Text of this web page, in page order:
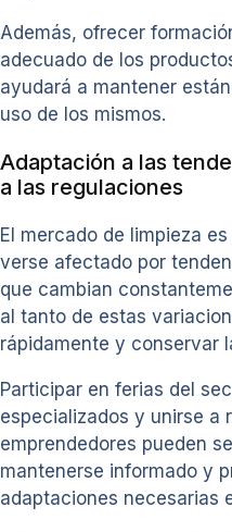
Además, ofrecer
adecuado de los
ayudará a mantener
uso de los mismos.
Adaptación a las
a las regulaciones
El mercado de limpieza
verse afectado por
que cambian
al tanto de estas
rápidamente y conservar
Participar en ferias del
especializados y unirse a
emprendedores pueden
mantenerse informado y
adaptaciones necesarias